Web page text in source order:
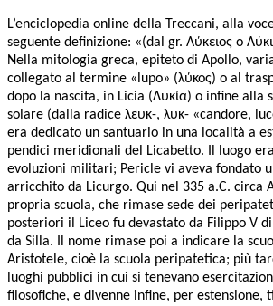
L’enciclopedia online della Treccani, alla
seguente definizione: «(dal gr. Λύκειος o
Nella mitologia greca, epiteto di Apollo,
collegato al termine «lupo» (λύκος) o al
dopo la nascita, in Licia (Λυκία) o infine alla
solare (dalla radice λευκ-, λυκ- «candore,
era dedicato un santuario in una località a
pendici meridionali del Licabetto. Il luogo
evoluzioni militari; Pericle vi aveva fondato
arricchito da Licurgo. Qui nel 335 a.C. circa
propria scuola, che rimase sede dei
posteriori il Liceo fu devastato da Filippo V
da Silla. Il nome rimase poi a indicare la
Aristotele, cioè la scuola peripatetica; più
luoghi pubblici in cui si tenevano
filosofiche, e divenne infine, per estensione,